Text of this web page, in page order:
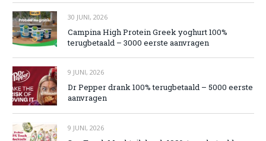
30 JUNI, 2026
Campina High Protein Greek yoghurt 100%
terugbetaald – 3000 eerste aanvragen
9 JUNI, 2026
Dr Pepper drank 100% terugbetaald – 5000 eerste
aanvragen
9 JUNI, 2026